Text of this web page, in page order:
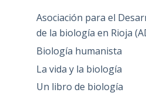
Asociación para el
de la biología en Rioja
Biología humanista
La vida y la biología
Un libro de biología